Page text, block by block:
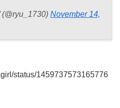
November 14,
status/1459737573165776